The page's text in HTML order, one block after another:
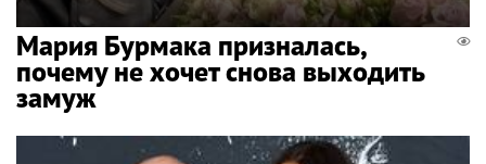
Мария Бурмака призналась,
почему не хочет снова выходить
замуж